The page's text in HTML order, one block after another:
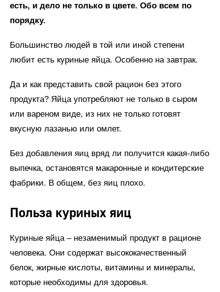
есть, и дело не только в цвете. Обо всем по
порядку.
Большинство людей в той или иной степени
любит есть куриные яйца. Особенно на завтрак.
Да и как представить свой рацион без этого
продукта? Яйца употребляют не только в сыром
или вареном виде, из них не только готовят
вкусную лазанью или омлет.
Без добавления яиц вряд ли получится какая-либо
выпечка, остановятся макаронные и кондитерские
фабрики. В общем, без яиц плохо.
Польза куриных яиц
Куриные яйца – незаменимый продукт в рационе
человека. Они содержат высококачественный
белок, жирные кислоты, витамины и минералы,
которые необходимы для здоровья.